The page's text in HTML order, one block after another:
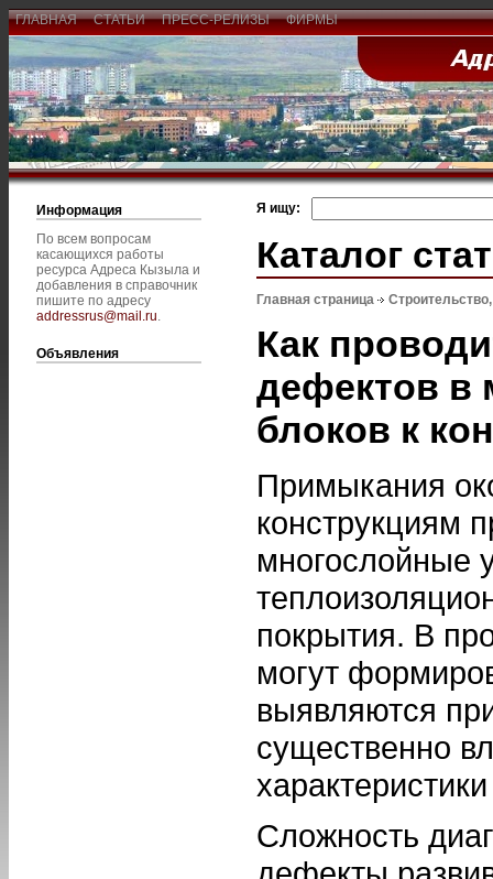
ГЛАВНАЯ СТАТЬИ ПРЕСС-РЕЛИЗЫ ФИРМЫ
Информация
По всем вопросам
касающихся работы
ресурса Адреса Кызыла и
добавления в справочник
пишите по адресу
addressrus@mail.ru.
Объявления
Я ищу:
Каталог
Главная страница
Как
дефектов в
блоков к
Примыкания
конструкциям
покрытия. В
могут
выявляются
существенно
Сложность